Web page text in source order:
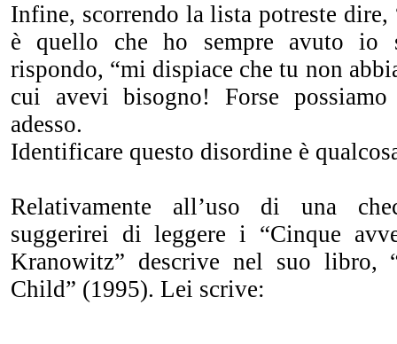
Infine, scorrendo la lista potreste
è quello che ho sempre avuto io
rispondo, “mi dispiace che tu non
cui avevi bisogno! Forse
adesso.
Identificare questo disordine è
Relativamente all’uso di una
suggerirei di leggere i “Cinque
Kranowitz” descrive nel suo libro,
Child” (1995). Lei scrive: